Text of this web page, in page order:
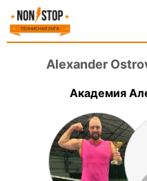
Alexander
Академия